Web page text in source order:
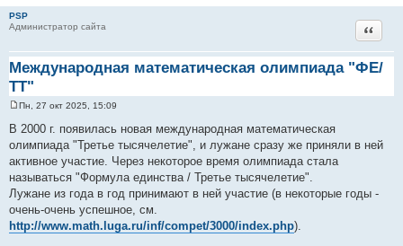
PSP
Администратор сайта
Международная математическая олимпиада "ФЕ/
ТТ"
о
о
б
е
н
е
Пн, 27 окт 2025, 15:09
В 2000 г. появилась новая международная математическая
олимпиада "Третье тысячелетие", и лужане сразу же приняли в ней
активное участие. Через некоторое время олимпиада стала
называться "Формула единства / Третье тысячелетие".
Лужане из года в год принимают в ней участие (в некоторые годы -
очень-очень успешное, см.
http://www.math.luga.ru/inf/compet/3000/index.php).